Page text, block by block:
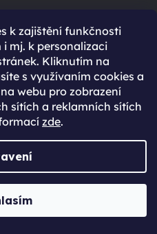
k zajištění funkčnosti
i mj. k personalizaci
Kliknutím na
s využívaním cookies a
webu pro zobrazení
sítích a reklamních sítích
zde.
technologií